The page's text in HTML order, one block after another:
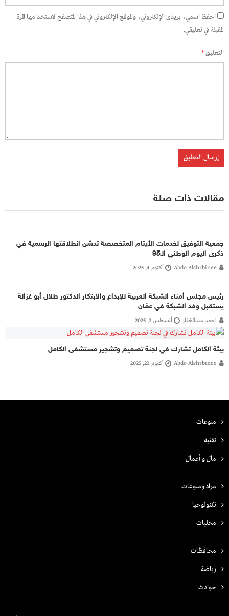
احفظ اسمي، بريدي الإلكتروني، والموقع الإلكتروني في هذا المتصفح لاستخدامها المرة
المقبلة في تعليقي.
التعليق*
مقالات ذات صلة
جمعية التوفيق لخدمات الأيتام المتخصصة تدشن انطلاقتها الرسمية في
ذكرى اليوم الوطني الـ95
Abdo Alshrbinee أكتوبر 4, 2025
رئيس مجلس أمناء الشبكة العربية للإبداع والابتكار الدكتور طلال أبو غزالة
يستقبل وفد الشبكة في عمّان
احمد عبدالغفار أغسطس 3, 2025
‏بيئة الكامل تشارك في لجنة تصميم وتشجير مستشفى الكامل
Abdo Alshrbinee أكتوبر 22, 2025
منوعات
تقنية
مال و أعمال
مراه ومنوعات
تكنولوجيا
محليات
محافظات
رياضة
حوادث